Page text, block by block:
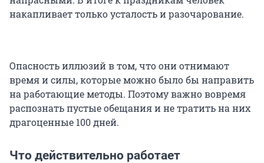
накапливает только усталость и разочарование.
Опасность иллюзий в том, что они отнимают
время и силы, которые можно было бы направить
на работающие методы. Поэтому важно вовремя
распознать пустые обещания и не тратить на них
драгоценные 100 дней.
Что действительно работает